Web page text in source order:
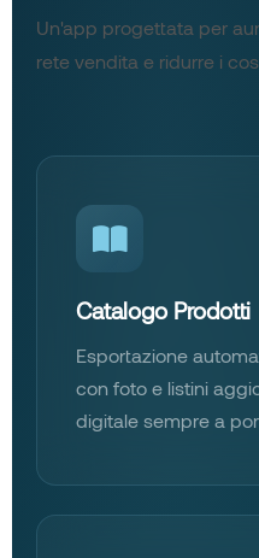
Un'app progettata per
rete vendita e ridurre i
Catalogo Prodotti
Esportazione
con foto e listini
digitale sempre a